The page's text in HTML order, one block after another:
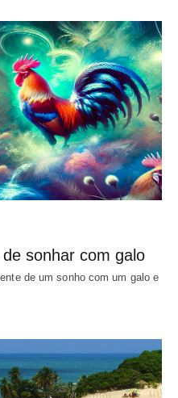
sonhar com galo
de um sonho com um galo e